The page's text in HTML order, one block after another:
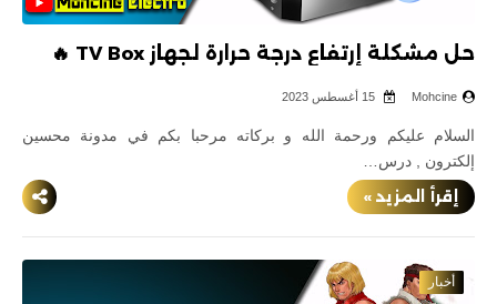
حل مشكلة إرتفاع درجة حرارة لجهاز TV Box 🔥
Mohcine
السلام عليكم ورحمة الله و بركاته مرحبا بكم في مدونة محسين
إلكترون , درس…
إقرأ المزيد »
أخبار